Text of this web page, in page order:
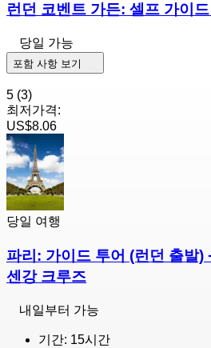
런던 코벤트 가든: 셀프 가이
당일 가능
포함 사항 보기
5 (3)
최저가격:
US$8.06
당일 여행
파리: 가이드 투어 (런던 출발)
센강 크루즈
내일부터 가능
기간: 15시간